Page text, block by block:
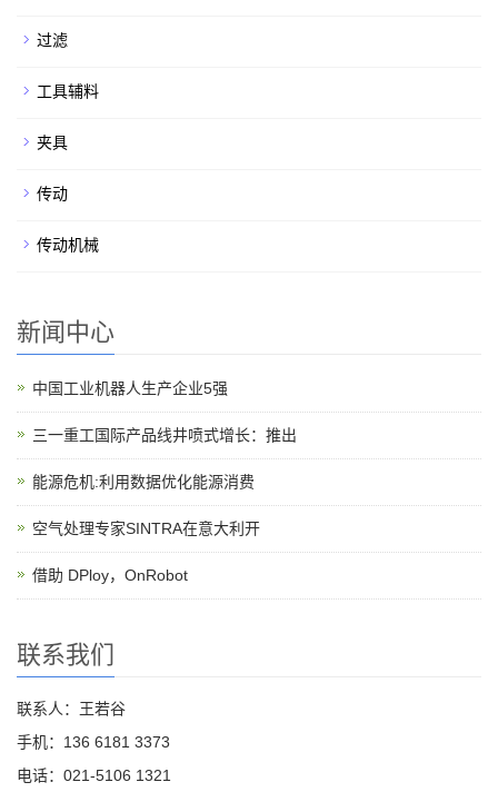
过滤
工具辅料
夹具
传动
传动机械
新闻中心
中国工业机器人生产企业5强
三一重工国际产品线井喷式增长：推出
能源危机:利用数据优化能源消费
空气处理专家SINTRA在意大利开
借助 DPloy，OnRobot
联系我们
联系人：王若谷
手机：136 6181 3373
电话：021-5106 1321